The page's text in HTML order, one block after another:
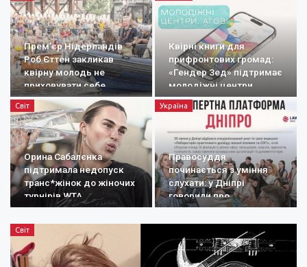
Прем’єр Нідерландів
Роб Єттен закликав
квірну молодь не
приховувати себе
Квірні книги для
прифронтових громад:
«Гендер Зед» підтримає
молодіжні центри
Світ
Орина Сабалєнка
підтримала недопуск
транс*жінок до жіночих
турнірів WTA
Україна
Правосуддя
починається з уміння
слухати: у Дніпрі
говорили про
документування
воєнних злочинів
проти…
Світ